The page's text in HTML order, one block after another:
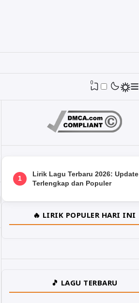
0
1
Lirik Lagu Terbaru 2026: Update
Terlengkap dan Populer
🔥 LIRIK POPULER HARI INI
🎵 LAGU TERBARU